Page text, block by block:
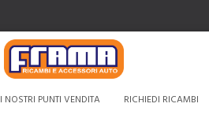
I NOSTRI PUNTI VENDITA RICHIEDI RICAMBI